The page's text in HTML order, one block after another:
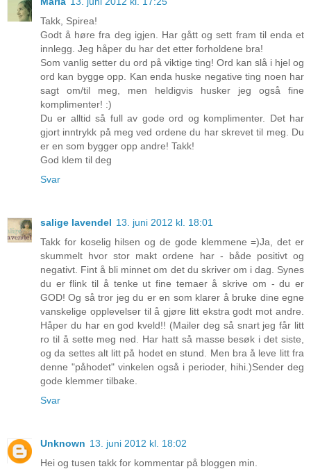
Takk, Spirea!
Godt å høre fra deg igjen. Har gått og sett fram til enda et
innlegg. Jeg håper du har det etter forholdene bra!
Som vanlig setter du ord på viktige ting! Ord kan slå i hjel og
ord kan bygge opp. Kan enda huske negative ting noen har
sagt om/til meg, men heldigvis husker jeg også fine
komplimenter! :)
Du er alltid så full av gode ord og komplimenter. Det har
gjort inntrykk på meg ved ordene du har skrevet til meg. Du
er en som bygger opp andre! Takk!
God klem til deg
Svar
salige lavendel 13. juni 2012 kl. 18:01
Takk for koselig hilsen og de gode klemmene =)Ja, det er
skummelt hvor stor makt ordene har - både positivt og
negativt. Fint å bli minnet om det du skriver om i dag. Synes
du er flink til å tenke ut fine temaer å skrive om - du er
GOD! Og så tror jeg du er en som klarer å bruke dine egne
vanskelige opplevelser til å gjøre litt ekstra godt mot andre.
Håper du har en god kveld!! (Mailer deg så snart jeg får litt
ro til å sette meg ned. Har hatt så masse besøk i det siste,
og da settes alt litt på hodet en stund. Men bra å leve litt fra
denne "påhodet" vinkelen også i perioder, hihi.)Sender deg
gode klemmer tilbake.
Svar
Unknown 13. juni 2012 kl. 18:02
Hei og tusen takk for kommentar på bloggen min.